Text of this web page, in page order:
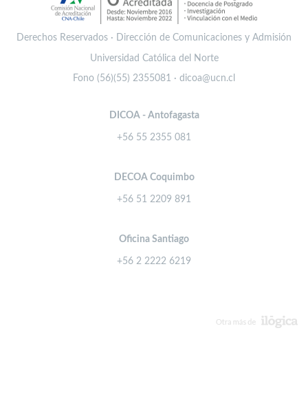
Derechos Reservados · Dirección de Comunicaciones y Admisión
Universidad Católica del Norte
Fono (56)(55) 2355081 · dicoa@ucn.cl
DICOA - Antofagasta
+56 55 2355 081
DECOA Coquimbo
+56 51 2209 891
Oficina Santiago
+56 2 2222 6219